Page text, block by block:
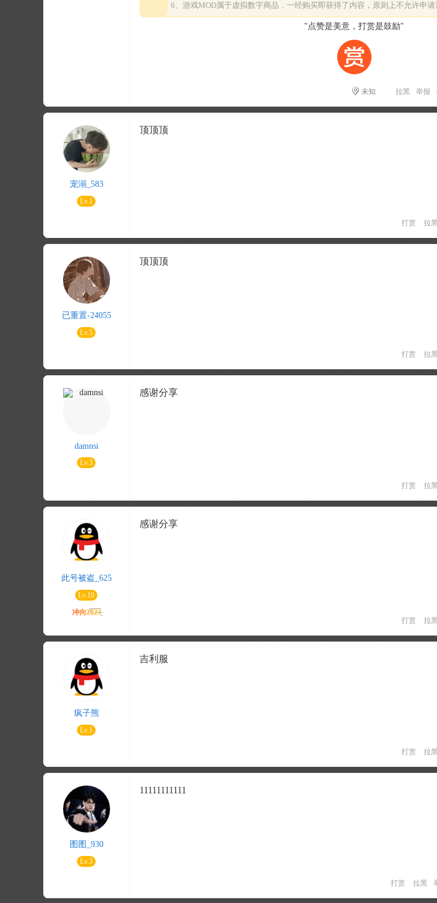
6、游戏MOD属于虚拟数字商品，一经购买即获得了内容，原则上不允许申
"点赞是美意，打赏是鼓励"
未知 拉黑 举报
宠溺_583
Lv.1
顶顶顶
打赏 拉黑
已重置-24055
Lv.5
顶顶顶
打赏 拉黑
damnsi
Lv.3
感谢分享
打赏 拉黑
此号被盗_625
Lv.10
感谢分享
打赏 拉黑
疯子熊
Lv.1
吉利服
打赏 拉黑
图图_930
Lv.3
11111111111
打赏 拉黑